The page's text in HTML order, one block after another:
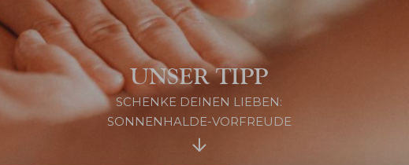
UNSER TIPP
SCHENKE DEINEN LIEBEN:
SONNENHALDE-VORFREUDE